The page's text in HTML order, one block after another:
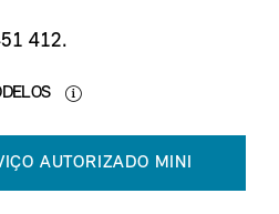
412.
AUTORIZADO MINI